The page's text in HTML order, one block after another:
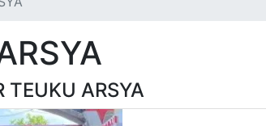
TEUKU ARSYA